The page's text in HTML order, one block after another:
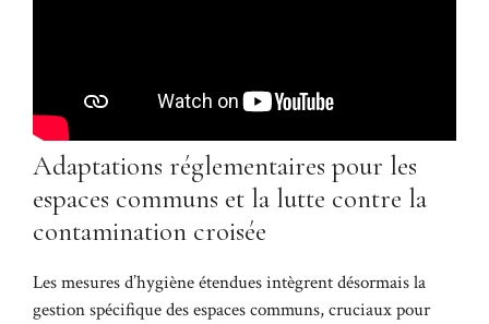
Adaptations réglementaires pour les
espaces communs et la lutte contre la
contamination croisée
Les mesures d’hygiène étendues intègrent désormais la
gestion spécifique des espaces communs, cruciaux pour